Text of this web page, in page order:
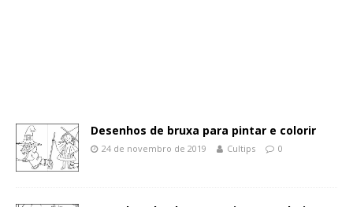
Desenhos de bruxa para pintar e colorir
24 de novembro de 2019 Cultips 0